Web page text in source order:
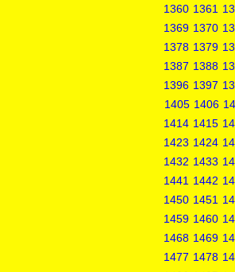
1360 1361
1369 1370
1378 1379
1387 1388
1396 1397
1405 1406
1414 1415
1423 1424
1432 1433
1441 1442
1450 1451
1459 1460
1468 1469
1477 1478